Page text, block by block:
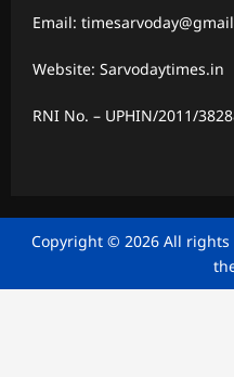
Email:
Website: Sarvodaytimes.in
RNI No. – UPHIN/2011/
Copyright © 2026 All rights